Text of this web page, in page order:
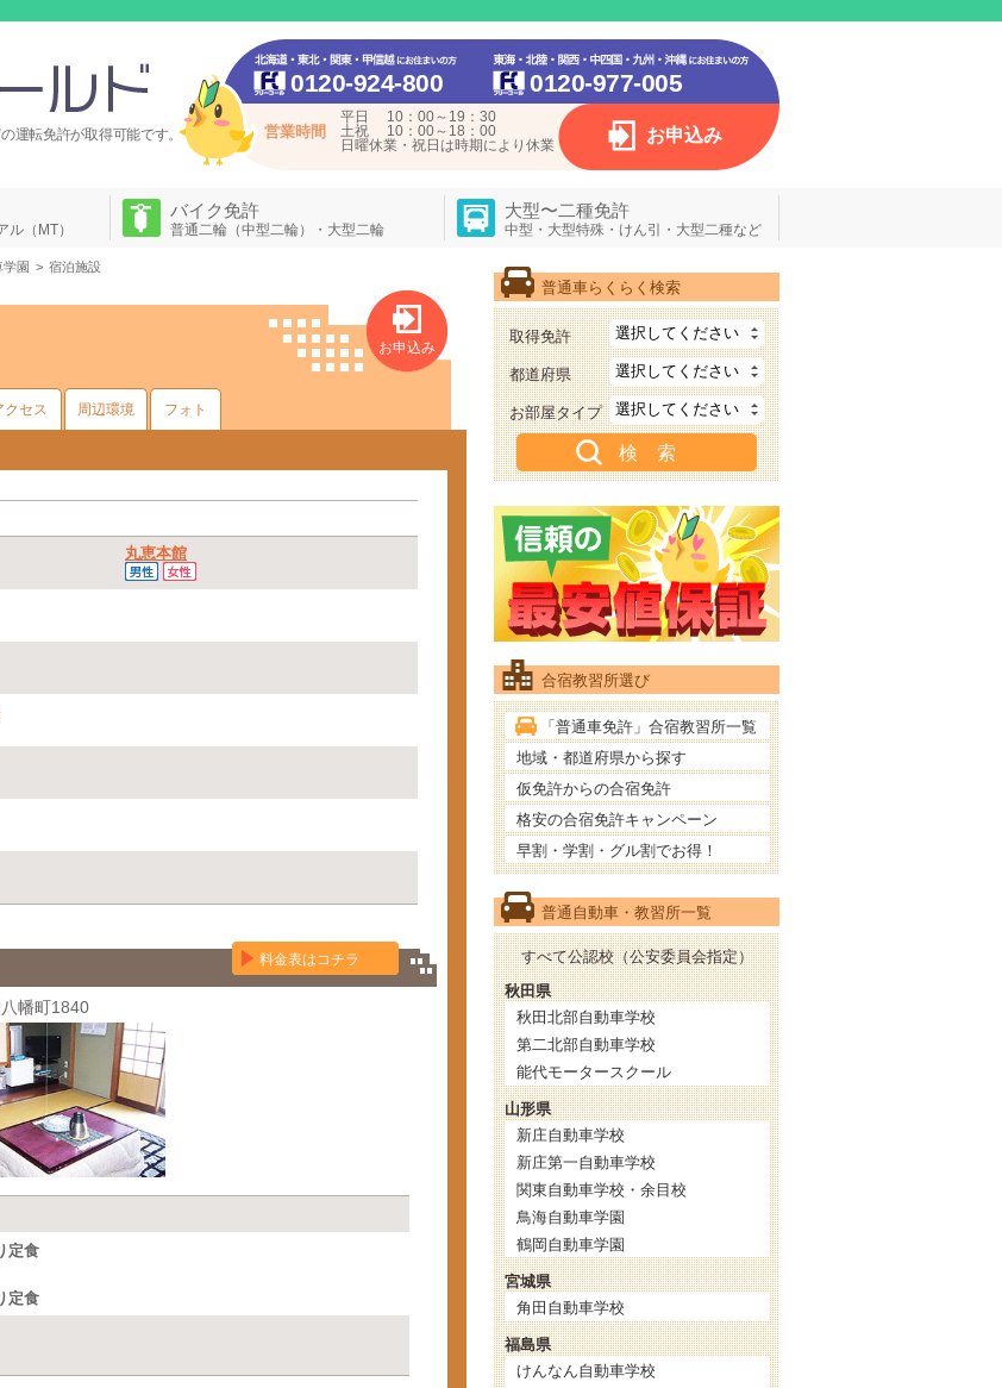
運転免許が取得可能です。
0120-924-800 0120-977-005
営業時間
平日 10：00～19：30
土祝 10：00～18：00
日曜休業・祝日は時期により休業
お申込み
ル（MT）
バイク免許
普通二輪（中型二輪）・大型二輪
大型〜二種免許
中型・大型特殊・けん引・大型二種など
園 宿泊施設
お申込み
クセス 周辺環境 フォト
丸恵本館
料金表はコチラ
幡町1840
定食
定食
普通車らくらく検索
取得免許
都道府県
お部屋タイプ
合宿教習所選び
「普通車免許」合宿教習所一覧
地域・都道府県から探す
仮免許からの合宿免許
格安の合宿免許キャンペーン
早割・学割・グル割でお得！
普通自動車・教習所一覧
すべて公認校（公安委員会指定）
秋田県
秋田北部自動車学校
第二北部自動車学校
能代モータースクール
山形県
新庄自動車学校
新庄第一自動車学校
関東自動車学校・余目校
鳥海自動車学園
鶴岡自動車学園
宮城県
角田自動車学校
福島県
けんなん自動車学校